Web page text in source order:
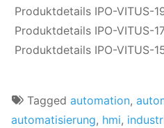
Produktdetails IPO-VITUS-
Produktdetails IPO-VITUS-
Produktdetails IPO-VITUS-
Tagged automation,
automatisierung, hmi,